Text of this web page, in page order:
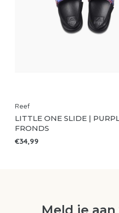
Reef
LITTLE ONE SLIDE |
FRONDS
€34,99
Meld je